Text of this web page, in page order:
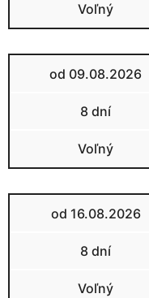
Voľný
od 09.08.2026
8 dní
Voľný
od 16.08.2026
8 dní
Voľný